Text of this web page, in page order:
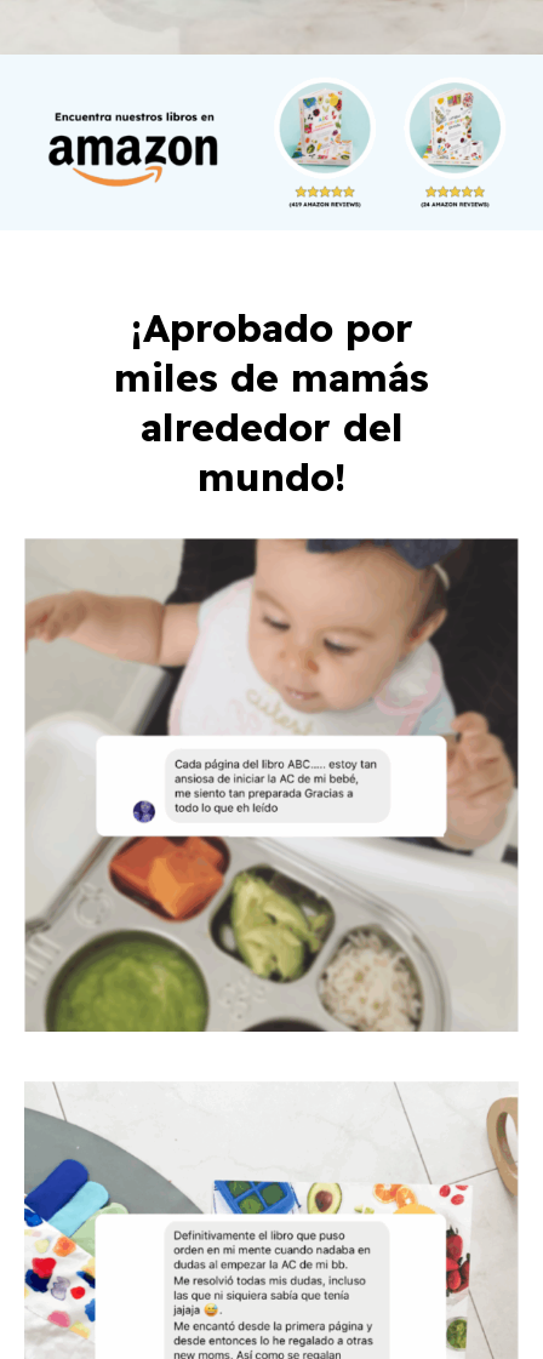
¡Aprobado por
miles de mamás
alrededor del
mundo!